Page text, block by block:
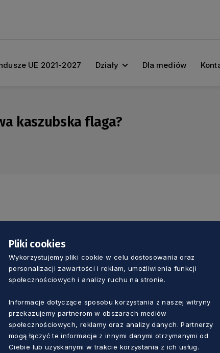
UE 2021-2027 Działy Dla mediów
kaszubska flaga?
Pliki cookies
Wykorzystujemy pliki cookie w celu dostosowania oraz
personalizacji zawartości i reklam, umożliwienia funkcji
społecznościowych i analizy ruchu na stronie.
Informacje dotyczące sposobu korzystania z naszej witryny
przekazujemy partnerom w obszarach mediów
społecznościowych, reklamy oraz analizy danych. Partnerzy
mogą łączyć te informacje z innymi danymi otrzymanymi od
Ciebie lub uzyskanymi w trakcie korzystania z ich usług.